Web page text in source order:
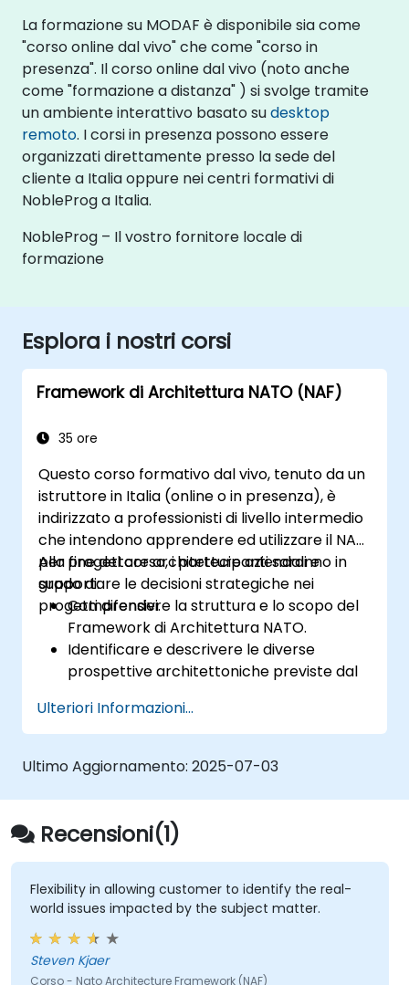
La formazione su MODAF è disponibile sia come
"corso online dal vivo" che come "corso in
presenza". Il corso online dal vivo (noto anche
come "formazione a distanza" ) si svolge tramite
un ambiente interattivo basato sudesktop
remoto. I corsi in presenza possono essere
organizzati direttamente presso la sede del
cliente a Italia oppure nei centri formativi di
NobleProg a Italia.
NobleProg – Il vostro fornitore locale di
formazione
Esplora i nostri corsi
Framework di Architettura NATO (NAF)
35 ore
Questo corso formativo dal vivo, tenuto da un
istruttore in Italia (online o in presenza), è
indirizzato a professionisti di livello intermedio
che intendono apprendere ed utilizzare il NAF
per progettare architetture aziendali e
supportare le decisioni strategiche nei
progetti difensivi.
Alla fine del corso, i partecipanti saranno in
grado di:
Comprendere la struttura e lo scopo del
Framework di Architettura NATO.
Identificare e descrivere le diverse
prospettive architettoniche previste dal
Riassociare i requisiti degli stakeholder ai
componenti architettonici corrispondenti.
Utilizzare strumenti come Sparx
Enterprise Architect per creare modelli
conformi alle norme NAF.
Ulteriori Informazioni...
Ultimo Aggiornamento: 2025-07-03
Recensioni(1)
Flexibility in allowing customer to identify the real-
world issues impacted by the subject matter.
Steven Kjaer
Corso - Nato Architecture Framework (NAF)